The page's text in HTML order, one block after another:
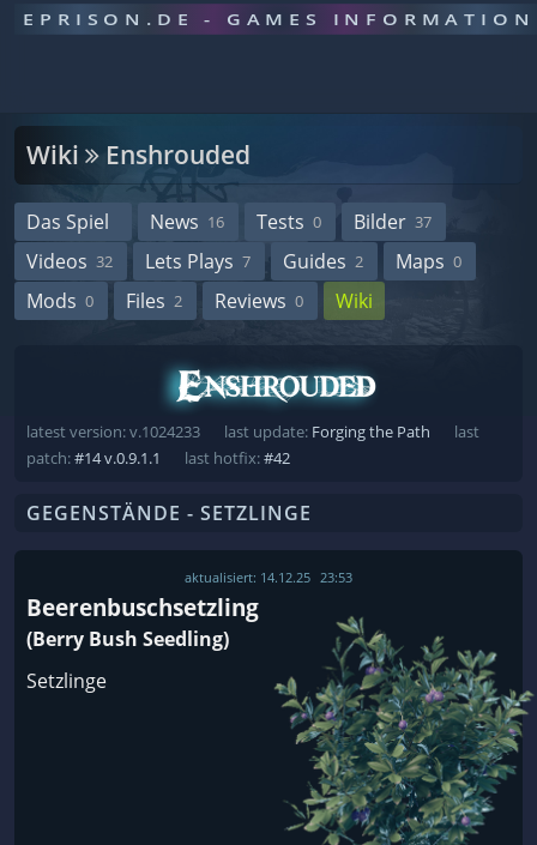
EPRISON.DE - GAMES INFORMATION
Wiki Enshrouded
Das Spiel News 16 Tests 0 Bilder 37
Videos 32 Lets Plays 7 Guides 2 Maps 0
Mods 0 Files 2 Reviews 0 Wiki
latest version: v.1024233 last update: Forging the Path
last
patch:#14 v.0.9.1.1 last hotfix:#42
GEGENSTÄNDE - SETZLINGE
aktualisiert: 14.12.25 23:53
Beerenbuschsetzling
(Berry Bush Seedling)
Setzlinge